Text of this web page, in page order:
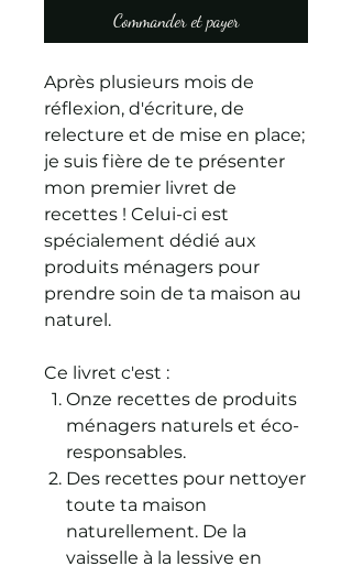
Commander et payer
Après plusieurs mois de
réflexion, d'écriture, de
relecture et de mise en place;
je suis fière de te présenter
mon premier livret de
recettes ! Celui-ci est
spécialement dédié aux
produits ménagers pour
prendre soin de ta maison au
naturel.
Ce livret c'est :
Onze recettes de produits
ménagers naturels et éco-
responsables.
Des recettes pour nettoyer
toute ta maison
naturellement. De la
vaisselle à la lessive en